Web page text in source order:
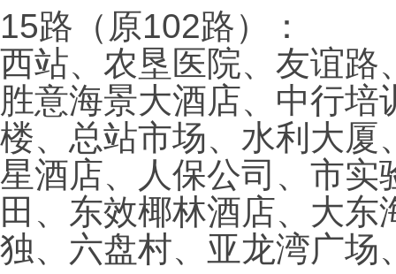
15路（原102路）：
西站、农垦医院、友谊路
胜意海景大酒店、中行
楼、总站市场、水利大厦
星酒店、人保公司、市实
田、东效椰林酒店、大
独、六盘村、亚龙湾广场